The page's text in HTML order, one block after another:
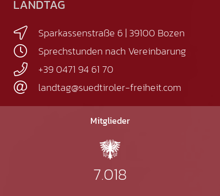
LANDTAG
Sparkassenstraße 6 | 39100 Bozen
Sprechstunden nach Vereinbarung
+39 0471 94 61 70
landtag@suedtiroler-freiheit.com
Mitglieder
7.018